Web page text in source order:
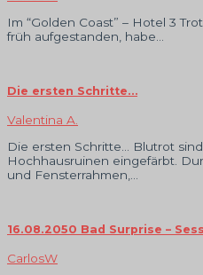
Im “Golden Coast” – Hotel 3
früh aufgestanden, habe…
Die ersten Schritte…
Valentina A.
Die ersten Schritte… Blutrot
Hochhausruinen eingefärbt.
und Fensterrahmen,…
16.08.2050 Bad Surprise –
CarlosW